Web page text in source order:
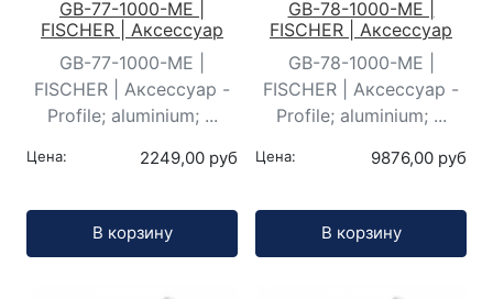
GB-77-1000-ME |
FISCHER | Аксессуар
GB-77-1000-ME |
FISCHER | Аксессуар -
Profile; aluminium; ...
Цена: 2249,00 руб
В корзину
GB-78-1000-ME |
FISCHER | Аксессуар
GB-78-1000-ME |
FISCHER | Аксессуар -
Profile; aluminium; ...
Цена: 9876,00 руб
В корзину